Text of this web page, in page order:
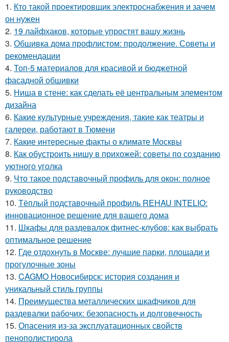
1. Кто такой проектировщик электроснабжения и зачем
он нужен
2. 19 лайфхаков, которые упростят вашу жизнь
3. Обшивка дома профлистом: продолжение. Советы и
рекомендации
4. Топ-5 материалов для красивой и бюджетной
фасадной обшивки
5. Ниша в стене: как сделать её центральным элементом
дизайна
6. Какие культурные учреждения, такие как театры и
галереи, работают в Тюмени
7. Какие интересные факты о климате Москвы
8. Как обустроить нишу в прихожей: советы по созданию
уютного уголка
9. Что такое подставочный профиль для окон: полное
руководство
10. Тёплый подставочный профиль REHAU INTELIO:
инновационное решение для вашего дома
11. Шкафы для раздевалок фитнес-клубов: как выбрать
оптимальное решение
12. Где отдохнуть в Москве: лучшие парки, площади и
прогулочные зоны
13. CAGMO Новосибирск: история создания и
уникальный стиль группы
14. Преимущества металлических шкафчиков для
раздевалки рабочих: безопасность и долговечность
15. Опасения из-за эксплуатационных свойств
пенополистирола